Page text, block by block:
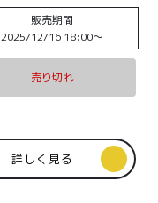
販売期間
2025/12/16 18:00〜
売り切れ
詳しく見る